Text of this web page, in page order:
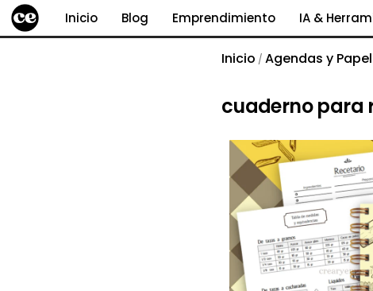
Inicio Blog Emprendimiento IA &
Inicio / Agendas y
cuaderno para